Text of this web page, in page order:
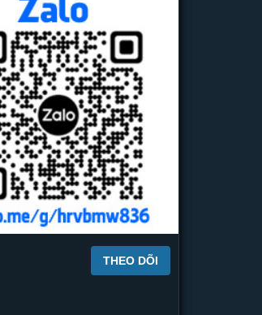
THEO DÕI